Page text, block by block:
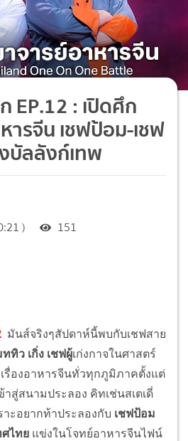
EP.12 : เปิดศึก
ารจีน เชฟป้อม-เชฟ
บัลลังก์เทพ
) 151
มันส์จริงๆสัปดาห์นี้พบกับเชฟสาย
ทิว เกิ่ง เชฟผู้เก่งกาจในศาสตร์
รื่องอาหารจีนทั่วทุกภูมิภาคตั้งแต่
าสู่สนามประลอง คิทเช่นสเตเดี่
ะอยากท้าประลองกับ เชฟป้อม
ศไทย แข่งในโจทย์อาหารจีนไฟน์